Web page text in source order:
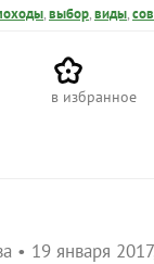
,выбор,виды,
в избранное
19 января